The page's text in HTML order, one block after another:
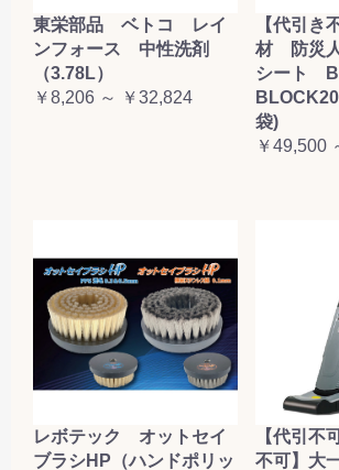
東栄部品 ベトコ レイ
ンフォース 中性洗剤
（3.78L）
￥8,206 ～ ￥32,824
【代引き
材 防災
シート
袋)
￥49,500
レボテック オットセイ
ブラシHP（ハンドポリッ
【代引不
不可】大